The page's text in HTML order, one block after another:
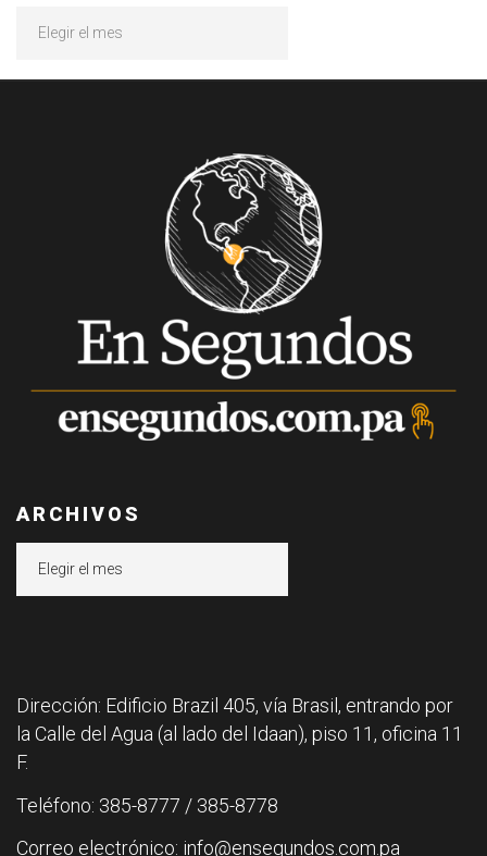
ARCHIVOS
Dirección: Edificio Brazil 405, vía Brasil, entrando por
la Calle del Agua (al lado del Idaan), piso 11, oficina 11
F.
Teléfono: 385-8777 / 385-8778
Correo electrónico: info@ensegundos.com.pa